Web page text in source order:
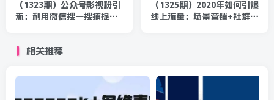
（1323期）公众号影视粉引
流：利用微信搜一搜捕捉关
（1325期）2020年如何引爆
线上流量：场景营销+社群营
相关推荐